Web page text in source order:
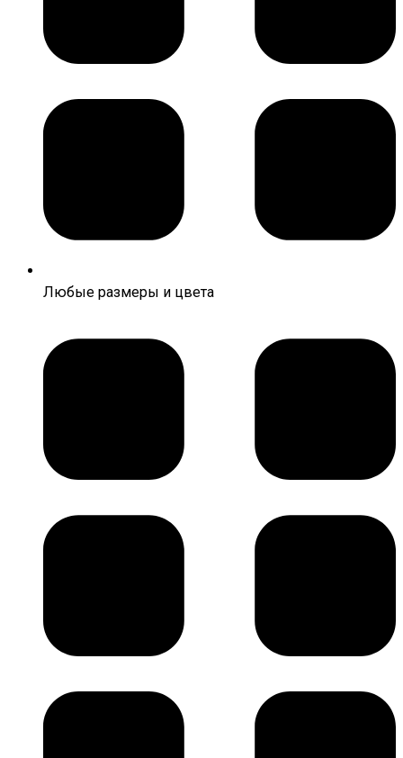
Любые размеры и цвета